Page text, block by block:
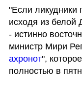
"Если ликудники
исходя из
- истинно
министр Мири
ахронот",
полностью в